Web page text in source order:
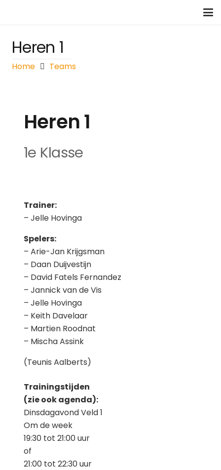
Heren 1
Home Teams
Heren 1
1e Klasse
Trainer:
– Jelle Hovinga
Spelers:
– Arie-Jan Krijgsman
– Daan Duijvestijn
– David Fatels Fernandez
– Jannick van de Vis
– Jelle Hovinga
– Keith Davelaar
– Martien Roodnat
– Mischa Assink
(Teunis Aalberts)
Trainingstijden
(zie ook agenda):
Dinsdagavond Veld 1
Om de week
19:30 tot 21:00 uur
of
21:00 tot 22:30 uur